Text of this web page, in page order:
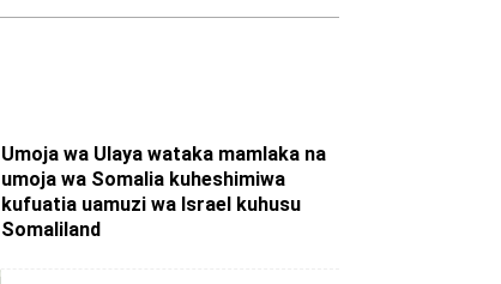
Umoja wa Ulaya wataka mamlaka na
umoja wa Somalia kuheshimiwa
kufuatia uamuzi wa Israel kuhusu
Somaliland